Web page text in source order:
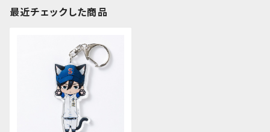
最近チェックした商品